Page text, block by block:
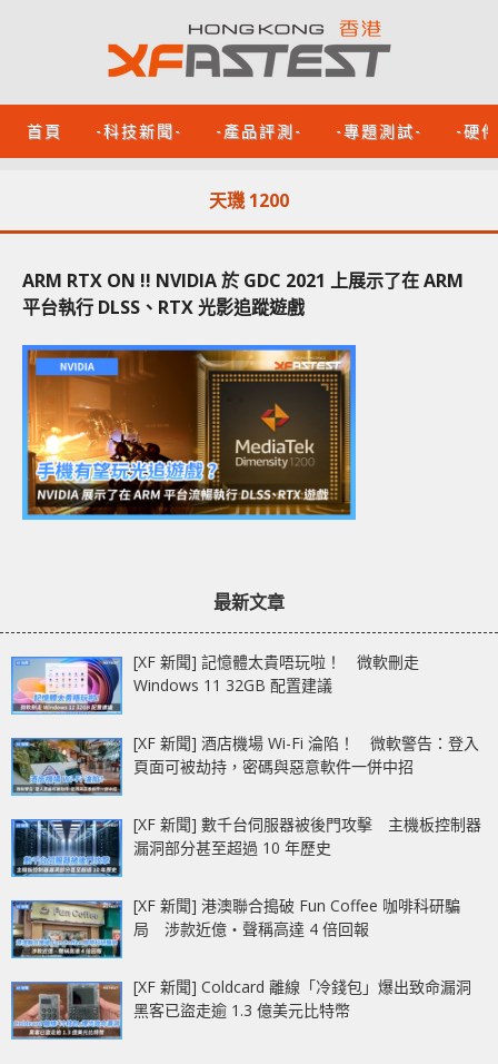
首頁 -科技新聞- -產品評測- -專題測試- -硬
天璣 1200
ARM RTX ON !! NVIDIA 於 GDC 2021 上展示了在 ARM
平台執行 DLSS、RTX 光影追蹤遊戲
最新文章
[XF 新聞] 記憶體太貴唔玩啦！ 微軟刪走
Windows 11 32GB 配置建議
[XF 新聞] 酒店機場 Wi-Fi 淪陷！ 微軟警告：登入
頁面可被劫持，密碼與惡意軟件一併中招
[XF 新聞] 數千台伺服器被後門攻擊 主機板控制器
漏洞部分甚至超過 10 年歷史
[XF 新聞] 港澳聯合搗破 Fun Coffee 咖啡科研騙
局 涉款近億‧聲稱高達 4 倍回報
[XF 新聞] Coldcard 離線「冷錢包」爆出致命漏洞
黑客已盜走逾 1.3 億美元比特幣